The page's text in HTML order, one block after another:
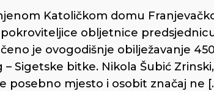
Katoličkom domu
obljetnice
je ovogodišnje obilježavanje
Sigetske bitke. Nikola Šubić
posebno mjesto i osobit značaj ne